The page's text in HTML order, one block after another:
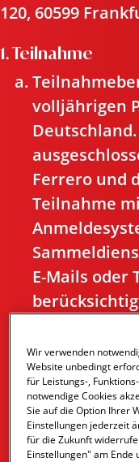
120, 60599
1. Teilnahme
volljährigen
Ferrero und
Teilnahme
E-Mails oder
indem sie
Packung
Handel
der
Wir verwenden
Website unbedingt
für Leistungs-,
notwendige Cookies
Sie auf die Option Ihrer
Einstellungen jederzeit
für die Zukunft
Einstellungen" am Ende